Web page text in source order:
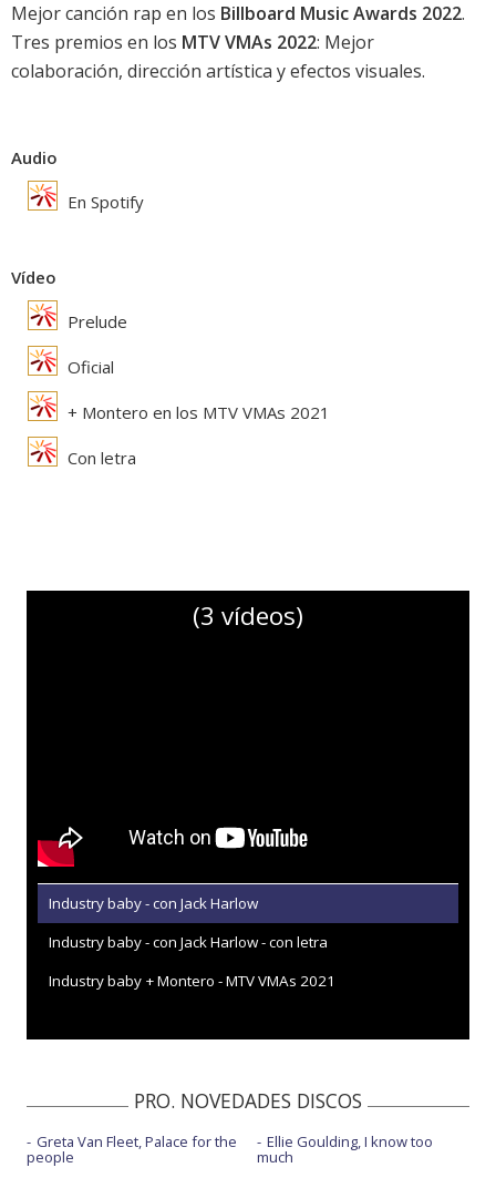
Mejor canción rap en los Billboard Music Awards 2022.
Tres premios en los MTV VMAs 2022: Mejor
colaboración, dirección artística y efectos visuales.
Audio
En Spotify
Vídeo
Prelude
Oficial
+ Montero en los MTV VMAs 2021
Con letra
(3 vídeos)
Industry baby - con Jack Harlow
Industry baby - con Jack Harlow - con letra
Industry baby + Montero - MTV VMAs 2021
PRO. NOVEDADES DISCOS
Greta Van Fleet, Palace for the
people
Ellie Goulding, I know too
much